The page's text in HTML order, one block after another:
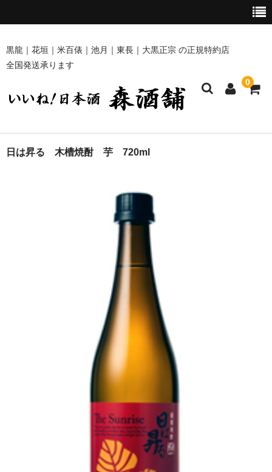
黒龍｜花垣｜米百俵｜池月｜東長｜大黒正宗 の正規特約店
全国発送承ります
0
ホーム
大黒正宗 [安福又四郎商店]
日は昇る 木槽焼酎 芋 720ml